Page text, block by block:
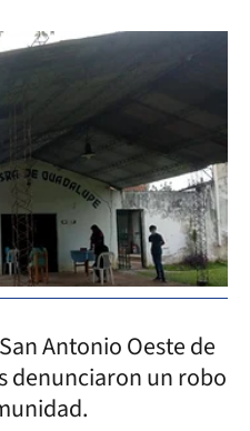
Antonio Oeste de
denunciaron un robo